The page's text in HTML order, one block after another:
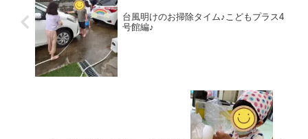
台風明けのお掃除タイム♪こどもプラス4
号館編♪